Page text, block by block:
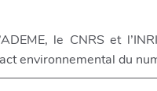
le CNRS et
environnemental du